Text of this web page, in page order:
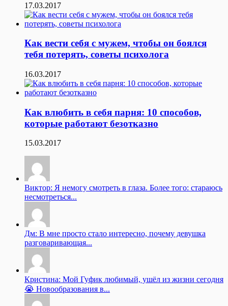
17.03.2017
Как вести себя с мужем, чтобы он боялся
тебя потерять, советы психолога
16.03.2017
Как влюбить в себя парня: 10 способов,
которые работают безотказно
15.03.2017
Виктор: Я немогу смотреть в глаза. Более того: стараюсь
несмотреться...
Дм: В мне просто стало интересно, почему девушка
разговаривающая...
Кристина: Мой Гуфик любимый, ушёл из жизни сегодня
😭 Новообразования в...